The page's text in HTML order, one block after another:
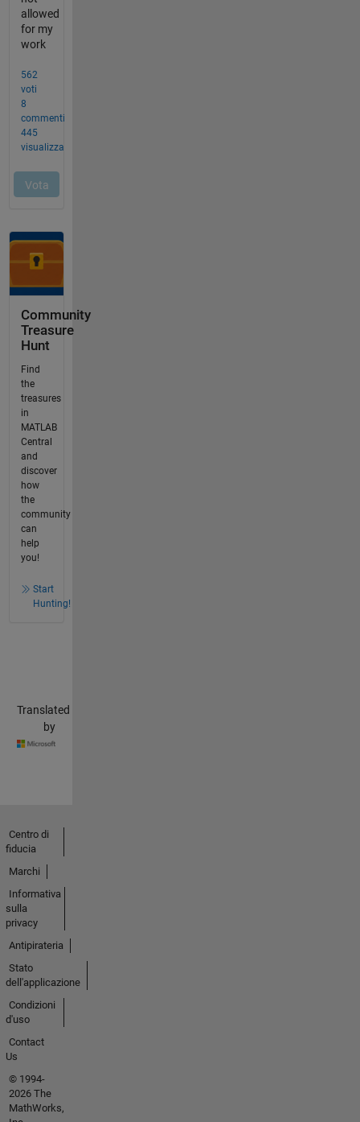
Community
Treasure
Hunt
Find
the
treasures
in
MATLAB
Central
and
discover
how
the
community
can
help
you!
Start
Hunting!
Translated
by
Centro di
fiducia
Marchi
Informativa
sulla
privacy
Antipirateria
Stato
dell'applicazione
Condizioni
d'uso
Contact
Us
© 1994-
2026 The
MathWorks,